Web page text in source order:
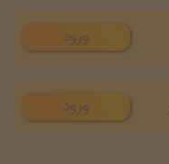
ورود
ورود